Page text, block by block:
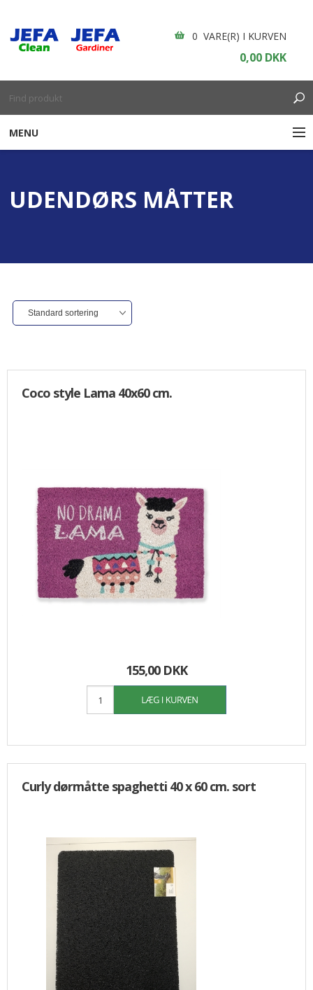
0 VARE(R) I KURVEN
0,00 DKK
MENU
ENGANGSARTIKLER
BORDDÆKNING
ALLE VARER I DENNE KATEGORI ER TIL 1/2 PRIS
TILBUD
VILKÅR
BESTIL
UDENDØRS MÅTTER
Coco style Lama 40x60 cm.
155,00 DKK
Curly dørmåtte spaghetti 40 x 60 cm. sort